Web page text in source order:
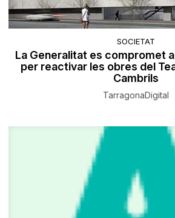
SOCIETAT
La Generalitat es compromet
per reactivar les obres del
Cambrils
TarragonaDigital